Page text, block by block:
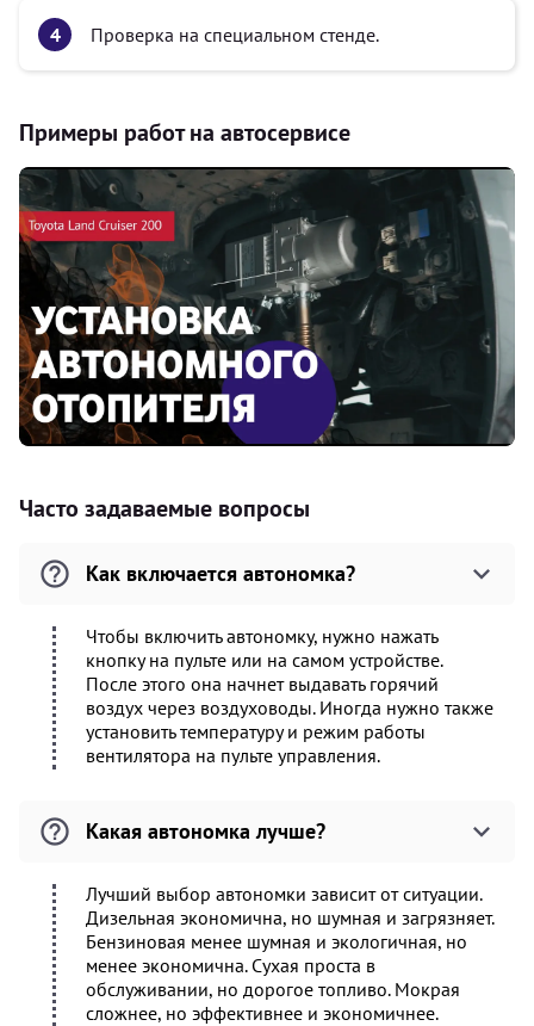
Проверка на специальном стенде.
Примеры работ на автосервисе
Часто задаваемые вопросы
Как включается автономка?
Чтобы включить автономку, нужно нажать
кнопку на пульте или на самом устройстве.
После этого она начнет выдавать горячий
воздух через воздуховоды. Иногда нужно также
установить температуру и режим работы
вентилятора на пульте управления.
Какая автономка лучше?
Лучший выбор автономки зависит от ситуации.
Дизельная экономична, но шумная и загрязняет.
Бензиновая менее шумная и экологичная, но
менее экономична. Сухая проста в
обслуживании, но дорогое топливо. Мокрая
сложнее, но эффективнее и экономичнее.